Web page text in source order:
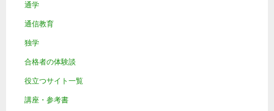
通学
通信教育
独学
合格者の体験談
役立つサイト一覧
講座・参考書